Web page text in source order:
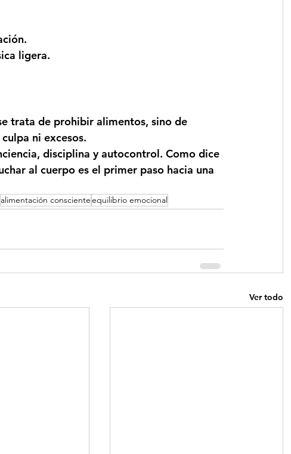
ligera.
trata de prohibir alimentos, sino de
ni excesos.
disciplina y autocontrol. Como dice
al cuerpo es el primer paso hacia una
alimentación conscienteequilibrio emocional
Ver todo